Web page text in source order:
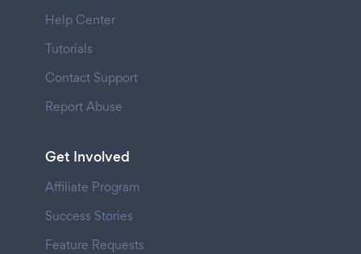
Help Center
Tutorials
Contact Support
Report Abuse
Get Involved
Affiliate Program
Success Stories
Feature Requests